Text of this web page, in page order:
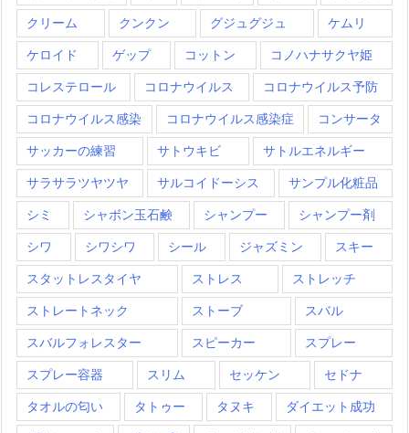
クリーム クンクン グジュグジュ ケムリ
ケロイド ゲップ コットン コノハナサクヤ姫
コレステロール コロナウイルス コロナウイルス予防
コロナウイルス感染 コロナウイルス感染症 コンサータ
サッカーの練習 サトウキビ サトルエネルギー
サラサラツヤツヤ サルコイドーシス サンプル化粧品
シミ シャボン玉石鹸 シャンプー シャンプー剤
シワ シワシワ シール ジャズミン スキー
スタットレスタイヤ ストレス ストレッチ
ストレートネック ストーブ スバル
スバルフォレスター スピーカー スプレー
スプレー容器 スリム セッケン セドナ
タオルの匂い タトゥー タヌキ ダイエット成功